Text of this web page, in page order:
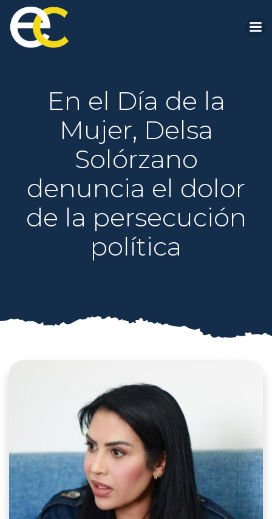
En el Día de la
Mujer, Delsa
Solórzano
denuncia el dolor
de la persecución
política